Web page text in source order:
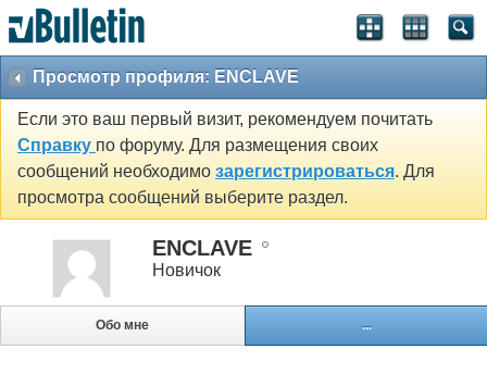
Просмотр профиля: ENCLAVE
Если это ваш первый визит, рекомендуем почитать
Справку по форуму. Для размещения своих
сообщений необходимо зарегистрироваться. Для
просмотра сообщений выберите раздел.
ENCLAVE
Новичок
Обо мне ...